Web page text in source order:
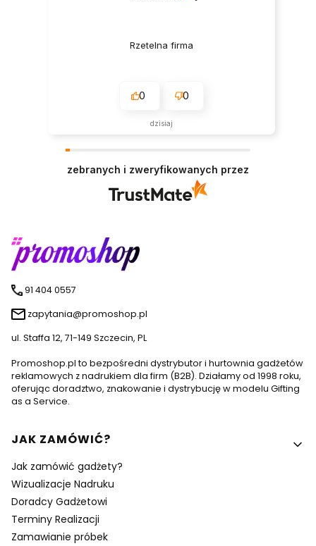
Rzetelna firma
0 0
dzisiaj
zebranych i zweryfikowanych przez
91 404 0557
zapytania@promoshop.pl
ul. Staffa 12, 71-149 Szczecin, PL
Promoshop.pl to bezpośredni dystrybutor i hurtownia gadżetów
reklamowych z nadrukiem dla firm (B2B). Działamy od 1998 roku,
oferując doradztwo, znakowanie i dystrybucję w modelu Gifting
as a Service.
Linki w stopce
JAK ZAMÓWIĆ?
Jak zamówić gadżety?
Wizualizacje Nadruku
Doradcy Gadżetowi
Terminy Realizacji
Zamawianie próbek